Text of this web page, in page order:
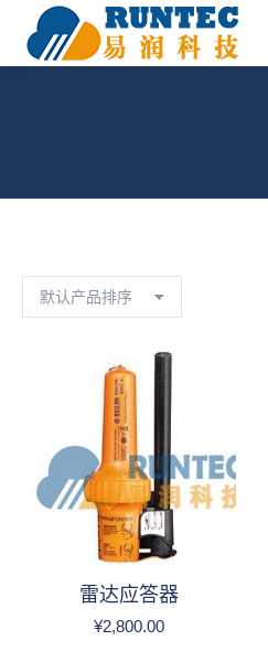
雷达应答器
¥2,800.00